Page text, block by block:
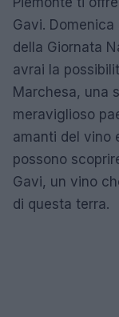
Gavi.
della Giornata
avrai la
Marchesa, una
meraviglioso
amanti del vino
possono
Gavi, un vino
di questa terra.